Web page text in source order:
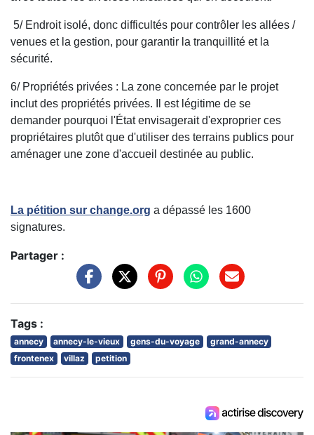
5/ Endroit isolé, donc difficultés pour contrôler les allées /
venues et la gestion, pour garantir la tranquillité et la
sécurité.
6/ Propriétés privées : La zone concernée par le projet
inclut des propriétés privées. Il est légitime de se
demander pourquoi l'État envisagerait d'exproprier ces
propriétaires plutôt que d'utiliser des terrains publics pour
aménager une zone d'accueil destinée au public.
La pétition sur change.org a dépassé les 1600
signatures.
Partager :
Tags :
annecy annecy-le-vieux gens-du-voyage
grand-annecy
frontenex
villaz petition